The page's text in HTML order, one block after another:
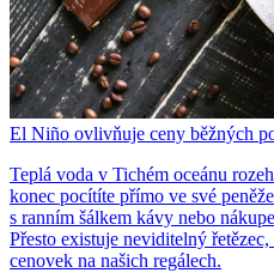
El Niño ovlivňuje ceny běžných
Teplá voda v Tichém oceánu
konec pocítíte přímo ve své
s ranním šálkem kávy nebo
Přesto existuje neviditelný
cenovek na našich regálech.